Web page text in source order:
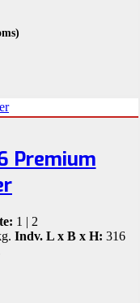
Premium
1 | 2
Indv. L x B x H: 316